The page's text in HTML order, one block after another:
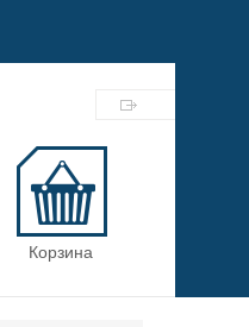
Корзина